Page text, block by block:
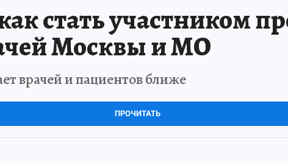
стать участником
Москвы и МО
врачей и пациентов ближе
ПРОЧИТАТЬ